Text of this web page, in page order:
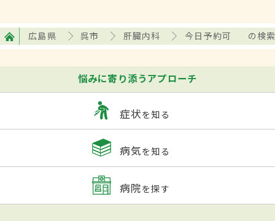
広島県 呉市 肝臓内科 今日予約可 の検
悩みに寄り添うアプローチ
症状を知る
病気を知る
病院を探す